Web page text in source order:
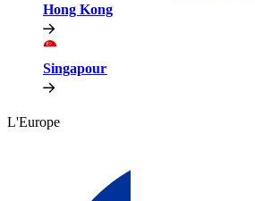
Hong Kong​​
Singapour​​
L'Europe​​